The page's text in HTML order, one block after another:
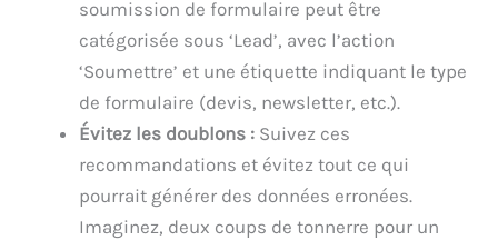
soumission de formulaire peut être
catégorisée sous ‘Lead’, avec l’action
‘Soumettre’ et une étiquette indiquant le type
de formulaire (devis, newsletter, etc.).
Évitez les doublons : Suivez ces
recommandations et évitez tout ce qui
pourrait générer des données erronées.
Imaginez, deux coups de tonnerre pour un